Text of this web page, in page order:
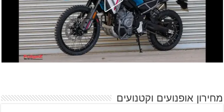
מחירון אופנועים וקטנועים